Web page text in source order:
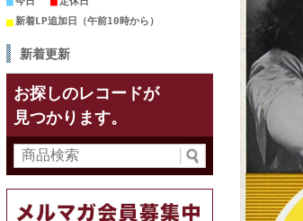
■新着LP追加日（午前10時から）
新着更新
お探しのレコードが
見つかります。